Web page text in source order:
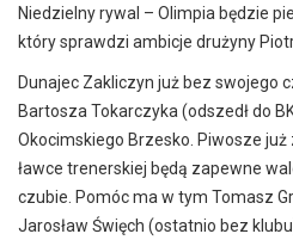
Niedzielny rywal – Olimpia będzie
który sprawdzi ambicje drużyny
Dunajec Zakliczyn już bez swojego
Bartosza Tokarczyka (odszedł do
Okocimskiego Brzesko. Piwosze
ławce trenerskiej będą zapewne
czubie. Pomóc ma w tym Tomasz
Jarosław Święch (ostatnio bez